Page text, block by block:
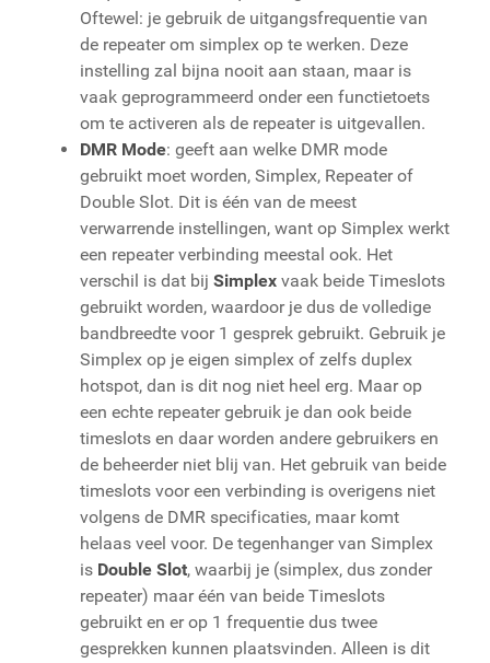
Oftewel: je gebruik de uitgangsfrequentie van
de repeater om simplex op te werken. Deze
instelling zal bijna nooit aan staan, maar is
vaak geprogrammeerd onder een functietoets
om te activeren als de repeater is uitgevallen.
DMR Mode: geeft aan welke DMR mode
gebruikt moet worden, Simplex, Repeater of
Double Slot. Dit is één van de meest
verwarrende instellingen, want op Simplex werkt
een repeater verbinding meestal ook. Het
verschil is dat bij Simplex vaak beide Timeslots
gebruikt worden, waardoor je dus de volledige
bandbreedte voor 1 gesprek gebruikt. Gebruik je
Simplex op je eigen simplex of zelfs duplex
hotspot, dan is dit nog niet heel erg. Maar op
een echte repeater gebruik je dan ook beide
timeslots en daar worden andere gebruikers en
de beheerder niet blij van. Het gebruik van beide
timeslots voor een verbinding is overigens niet
volgens de DMR specificaties, maar komt
helaas veel voor. De tegenhanger van Simplex
is Double Slot, waarbij je (simplex, dus zonder
repeater) maar één van beide Timeslots
gebruikt en er op 1 frequentie dus twee
gesprekken kunnen plaatsvinden. Alleen is dit